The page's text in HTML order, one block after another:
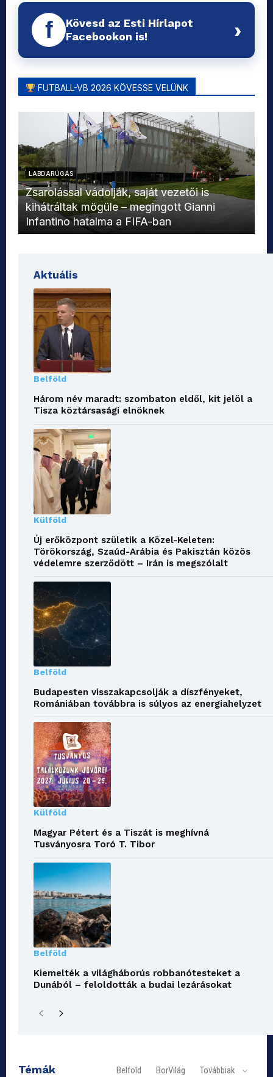
f
Kövesd az Esti Hírlapot
Facebookon is!
›
FUTBALL-VB 2026 KÖVESSE VELÜNK
LABDARÚGÁS
Zsarolással vádolják, saját vezetői is
kihátráltak mögüle – megingott Gianni
Infantino hatalma a FIFA-ban
Aktuális
Belföld
Három név maradt: szombaton eldől, kit jelöl a
Tisza köztársasági elnöknek
Külföld
Új erőközpont születik a Közel-Keleten:
Törökország, Szaúd-Arábia és Pakisztán közös
védelemre szerződött – Irán is megszólalt
Belföld
Budapesten visszakapcsolják a díszfényeket,
Romániában továbbra is súlyos az energiahelyzet
Külföld
Magyar Pétert és a Tiszát is meghívná
Tusványosra Toró T. Tibor
Belföld
Kiemelték a világháborús robbanótesteket a
Dunából – feloldották a budai lezárásokat
Témák Belföld BorVilág Továbbiak